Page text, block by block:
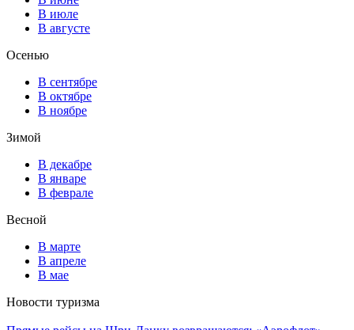
В июле
В августе
Осенью
В сентябре
В октябре
В ноябре
Зимой
В декабре
В январе
В феврале
Весной
В марте
В апреле
В мае
Новости туризма